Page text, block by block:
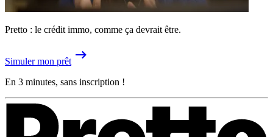
Pretto : le crédit immo, comme ça devrait être.
Simuler mon prêt
En 3 minutes, sans inscription !